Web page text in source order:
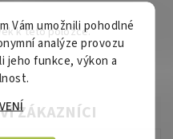
k této položce.
Vám umožnili pohodlné
analýze provozu
jeho funkce, výkon a